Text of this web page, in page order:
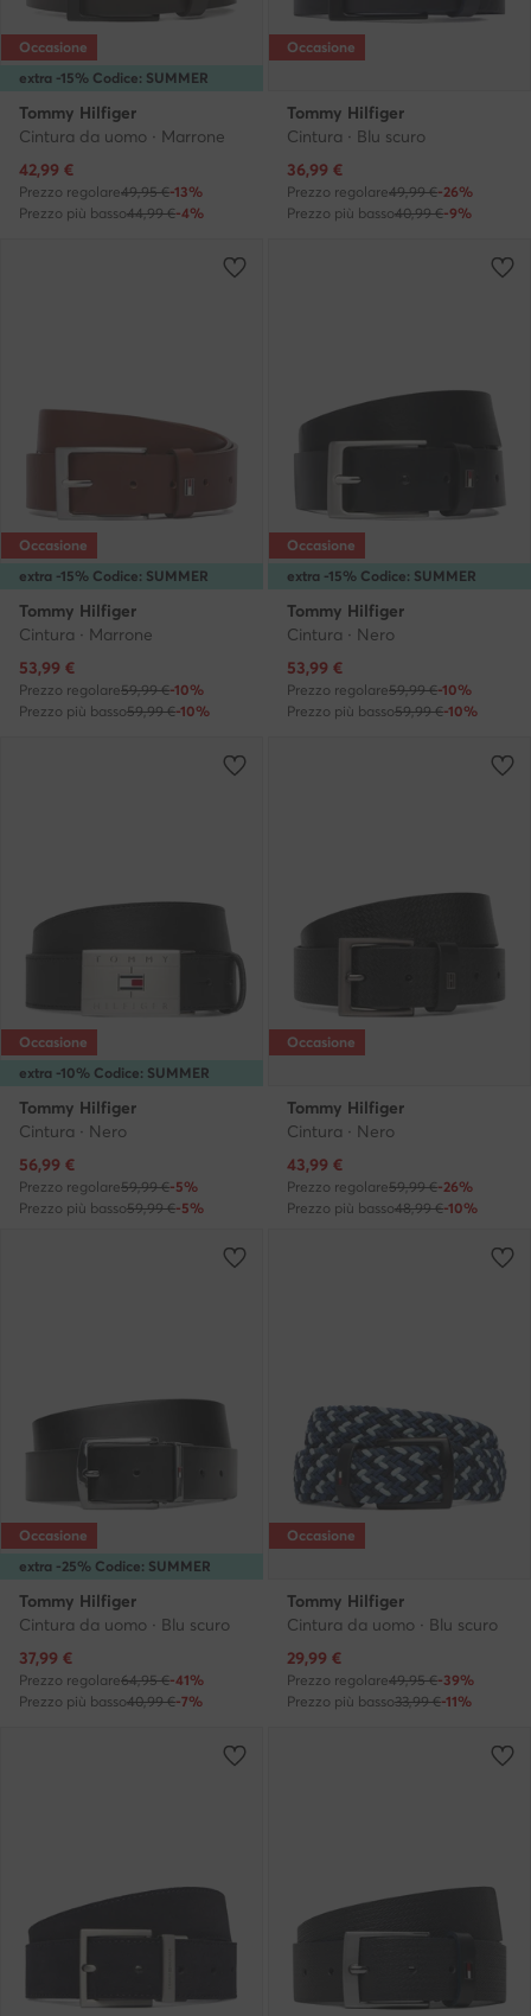
extra -15% Codice: SUMMER
Occasione
Tommy Hilfiger
Cintura da uomo · Marrone
Prezzo attuale
42,99 €
Prezzo regolare49,95 €-13%
Prezzo più basso44,99 €-4%
Occasione
Tommy Hilfiger
Cintura · Blu scuro
Prezzo attuale
36,99 €
Prezzo regolare49,99 €-26%
Prezzo più basso40,99 €-9%
extra -15% Codice: SUMMER
Occasione
Tommy Hilfiger
Cintura · Marrone
Prezzo attuale
53,99 €
Prezzo regolare59,99 €-10%
Prezzo più basso59,99 €-10%
extra -15% Codice: SUMMER
Occasione
Tommy Hilfiger
Cintura · Nero
Prezzo attuale
53,99 €
Prezzo regolare59,99 €-10%
Prezzo più basso59,99 €-10%
extra -10% Codice: SUMMER
Occasione
Tommy Hilfiger
Cintura · Nero
Prezzo attuale
56,99 €
Prezzo regolare59,99 €-5%
Prezzo più basso59,99 €-5%
Occasione
Tommy Hilfiger
Cintura · Nero
Prezzo attuale
43,99 €
Prezzo regolare59,99 €-26%
Prezzo più basso48,99 €-10%
extra -25% Codice: SUMMER
Occasione
Tommy Hilfiger
Cintura da uomo · Blu scuro
Prezzo attuale
37,99 €
Prezzo regolare64,95 €-41%
Prezzo più basso40,99 €-7%
Occasione
Tommy Hilfiger
Cintura da uomo · Blu scuro
Prezzo attuale
29,99 €
Prezzo regolare49,95 €-39%
Prezzo più basso33,99 €-11%